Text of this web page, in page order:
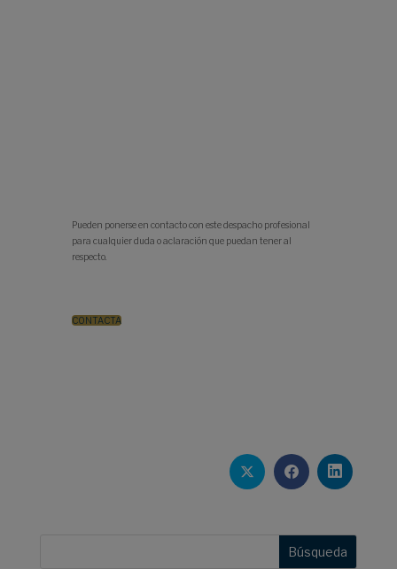
Pueden ponerse en contacto con este despacho profesional
para cualquier duda o aclaración que puedan tener al
respecto.
CONTACTA